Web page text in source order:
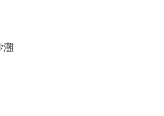
灘